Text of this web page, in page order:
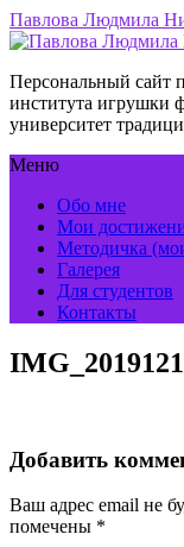
Павлова Людмила
Персональный сайт
института
университет
Меню
Обо мне
Мои
Методичка
Галерея
Для студентов
Контакты
Добавить
Ваш адрес email не
помечены *